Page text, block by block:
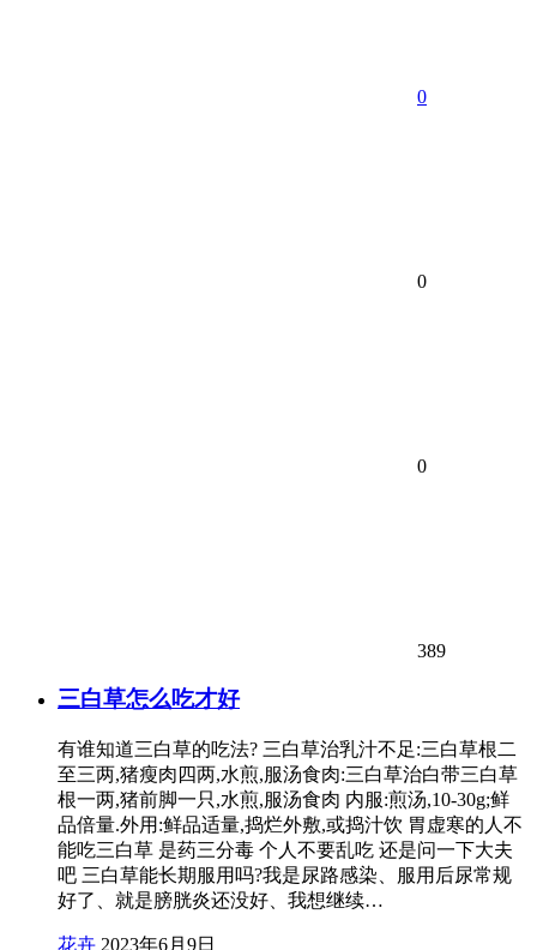
0
0
0
389
三白草怎么吃才好
有谁知道三白草的吃法? 三白草治乳汁不足:三白草根二
至三两,猪瘦肉四两,水煎,服汤食肉:三白草治白带三白草
根一两,猪前脚一只,水煎,服汤食肉 内服:煎汤,10-30g;鲜
品倍量.外用:鲜品适量,捣烂外敷,或捣汁饮 胃虚寒的人不
能吃三白草 是药三分毒 个人不要乱吃 还是问一下大夫
吧 三白草能长期服用吗?我是尿路感染、服用后尿常规
好了、就是膀胱炎还没好、我想继续…
花卉 2023年6月9日